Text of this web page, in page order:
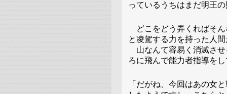
っているうちはまだ明王
どこをどう弄くればそん
と凌駕する力を持った人
山なんて容易く消滅させ
ろに飛んで能力者指導を
「だがね、今回はあの女